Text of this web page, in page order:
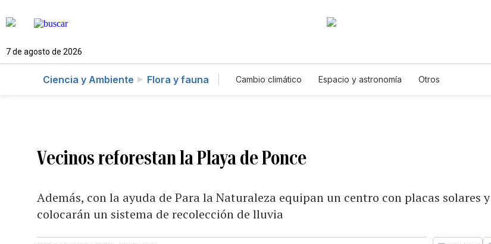
7 de agosto de 2026
Ciencia y Ambiente Flora y fauna Cambio climático Espacio y astronomía Otros
Vecinos reforestan la Playa de Ponce
Además, con la ayuda de Para la Naturaleza equipan un centro con placas solares y
colocarán un sistema de recolección de lluvia